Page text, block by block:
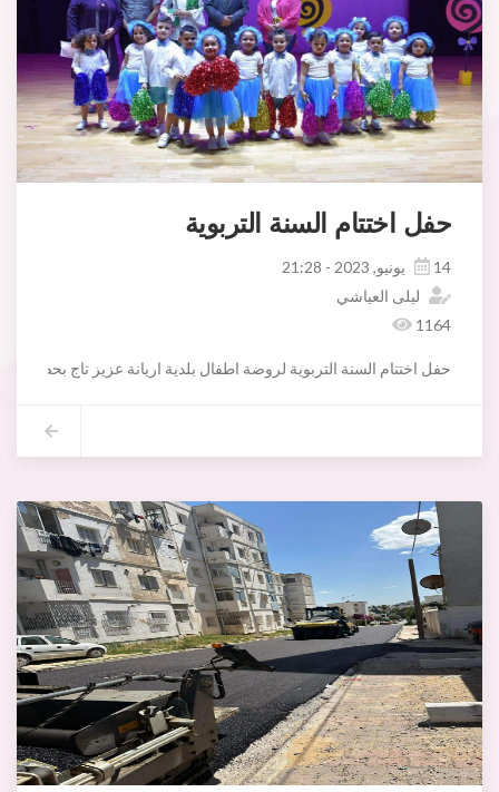
حفل اختتام السنة التربوية
14 يونيو, 2023 - 21:28
ليلى العياشي
1164
حفل اختتام السنة التربوية لروضة اطفال بلدية اريانة عزيز تاج بحضور